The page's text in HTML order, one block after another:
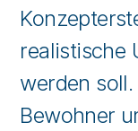
realistische
werden
Bewohner